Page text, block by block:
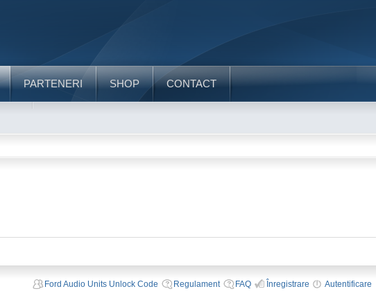
PARTENERI SHOP CONTACT
Ford Audio Units Unlock Code Regulament FAQ Înregistrare
Autentificare